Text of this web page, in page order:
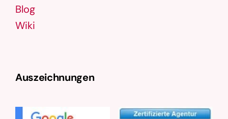
Blog
Wiki
Auszeichnungen